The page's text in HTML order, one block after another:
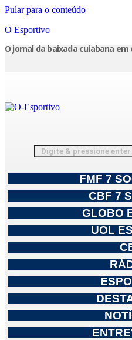
Pular para o conteúdo
O Esportivo
O jornal da baixada cuiabana em
FMF 7
CBF 7
GLOBO
UOL